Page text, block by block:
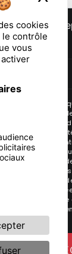
cookies
le contrôle
vous
case,
dessous **
Elles sont
disposez de
de
de votre
une réclamation
le sort
exercer ces
Un justificatif
vos
pendant la
gestion des